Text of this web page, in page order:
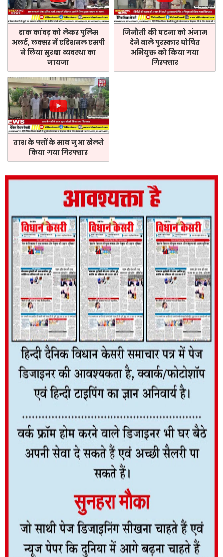
डाक कांवड़ को लेकर पुलिस
अलर्ट, लक्सर में एडिशनल एसपी
ने लिया सुरक्षा व्यवस्था का
जायजा
जिनौती की घटना को अंजाम
देने वाले पुरस्कार घोषित
अभियुक्त को किया गया
गिरफ्तार
ताश के पत्तों के साथ जुआ खेलते
किया गया गिरफ्तार